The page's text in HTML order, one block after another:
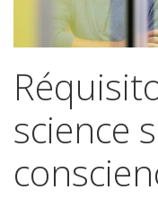
science